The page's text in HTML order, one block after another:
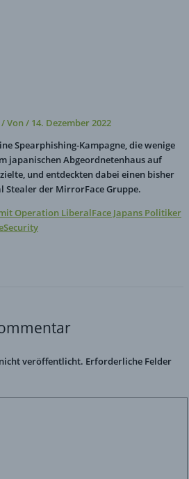
/ Von/ 14. Dezember 2022
Spearphishing-Kampagne, die wenige
japanischen Abgeordnetenhaus auf
und entdeckten dabei einen bisher
Stealer der MirrorFace Gruppe.
Operation LiberalFace Japans Politiker
veröffentlicht. Erforderliche Felder